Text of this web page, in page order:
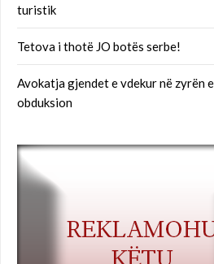
turistik
Tetova i thotë JO botës serbe!
Avokatja gjendet e vdekur në zyrën
obduksion